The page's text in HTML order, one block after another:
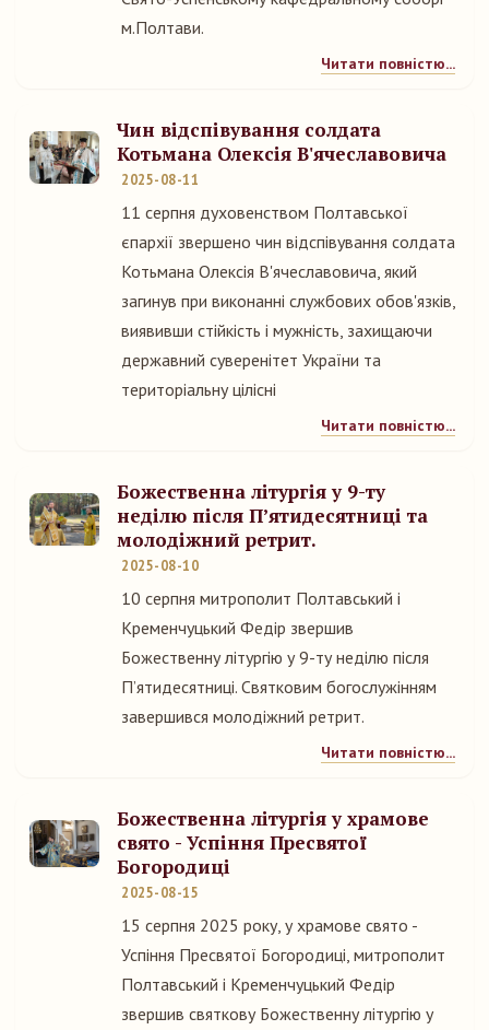
м.Полтави.
Читати повністю...
Чин відспівування солдата
Котьмана Олексія В'ячеславовича
2025-08-11
11 серпня духовенством Полтавської
єпархії звершено чин відспівування солдата
Котьмана Олексія В'ячеславовича, який
загинув при виконанні службових обов'язків,
виявивши стійкість і мужність, захищаючи
державний суверенітет України та
територіальну цілісні
Читати повністю...
Божественна літургія у 9-ту
неділю після П’ятидесятниці та
молодіжний ретрит.
2025-08-10
10 серпня митрополит Полтавський і
Кременчуцький Федір звершив
Божественну літургію у 9-ту неділю після
П’ятидесятниці. Святковим богослужінням
завершився молодіжний ретрит.
Читати повністю...
Божественна літургія у храмове
свято - Успіння Пресвятої
Богородиці
2025-08-15
15 серпня 2025 року, у храмове свято -
Успіння Пресвятої Богородиці, митрополит
Полтавський і Кременчуцький Федір
звершив святкову Божественну літургію у